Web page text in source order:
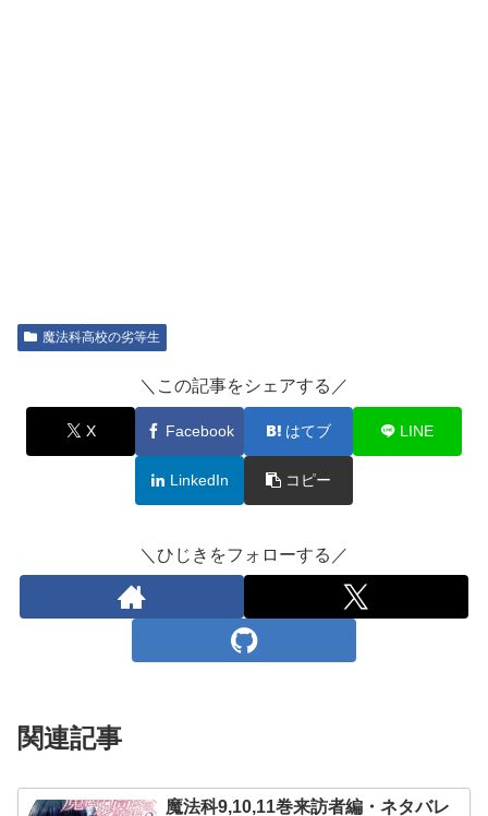
魔法科高校の劣等生
＼この記事をシェアする／
X Facebook はてブ LINE
LinkedIn コピー
＼ひじきをフォローする／
関連記事
魔法科9,10,11巻来訪者編・ネタバレ